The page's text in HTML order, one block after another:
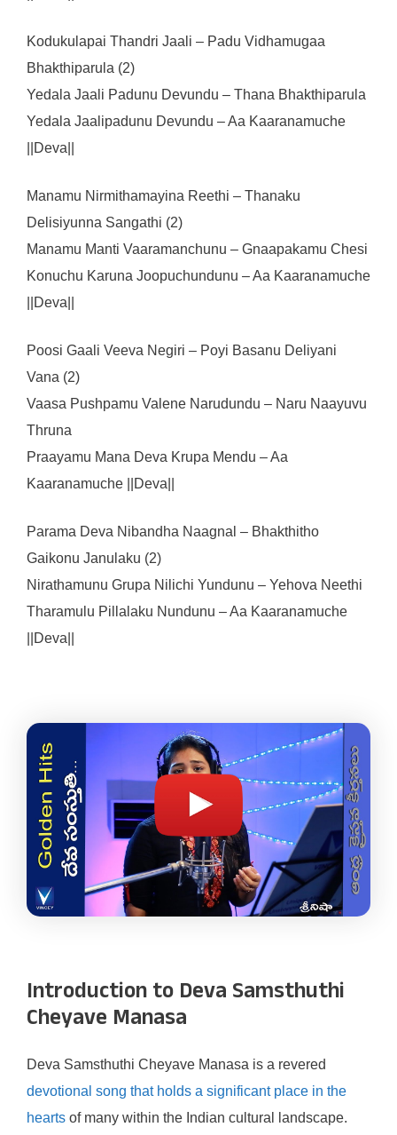
Kodukulapai Thandri Jaali – Padu Vidhamugaa
Bhakthiparula (2)
Yedala Jaali Padunu Devundu – Thana Bhakthiparula
Yedala Jaalipadunu Devundu – Aa Kaaranamuche
||Deva||
Manamu Nirmithamayina Reethi – Thanaku
Delisiyunna Sangathi (2)
Manamu Manti Vaaramanchunu – Gnaapakamu Chesi
Konuchu Karuna Joopuchundunu – Aa Kaaranamuche
||Deva||
Poosi Gaali Veeva Negiri – Poyi Basanu Deliyani
Vana (2)
Vaasa Pushpamu Valene Narudundu – Naru Naayuvu
Thruna
Praayamu Mana Deva Krupa Mendu – Aa
Kaaranamuche ||Deva||
Parama Deva Nibandha Naagnal – Bhakthitho
Gaikonu Janulaku (2)
Nirathamunu Grupa Nilichi Yundunu – Yehova Neethi
Tharamulu Pillalaku Nundunu – Aa Kaaranamuche
||Deva||
Introduction to Deva Samsthuthi
Cheyave Manasa
Deva Samsthuthi Cheyave Manasa is a revered
devotional song that holds a significant place in the
hearts of many within the Indian cultural landscape.